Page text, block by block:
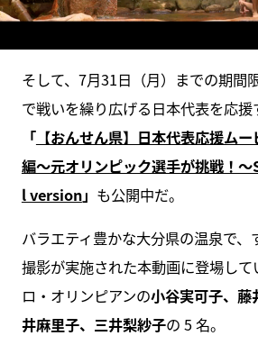
そして、7月31日（月）までの期間
で戦いを繰り広げる日本代表を応
「【おんせん県】日本代表応援ム
編～元オリンピック選手が挑戦！
l version」 も公開中だ。
バラエティ豊かな大分県の温泉で、
撮影が実施された本動画に登場し
ロ・オリンピアンの小谷実可子、藤
井麻里子、三井梨紗子の 5 名。